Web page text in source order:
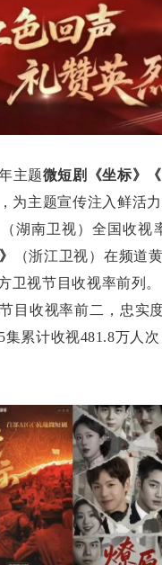
主题微短剧《坐标》
为主题宣传注入鲜活
（湖南卫视）全国收
（浙江卫视）在频道
卫视节目收视率前列。
目收视率前二，忠实
集累计收视481.8万人